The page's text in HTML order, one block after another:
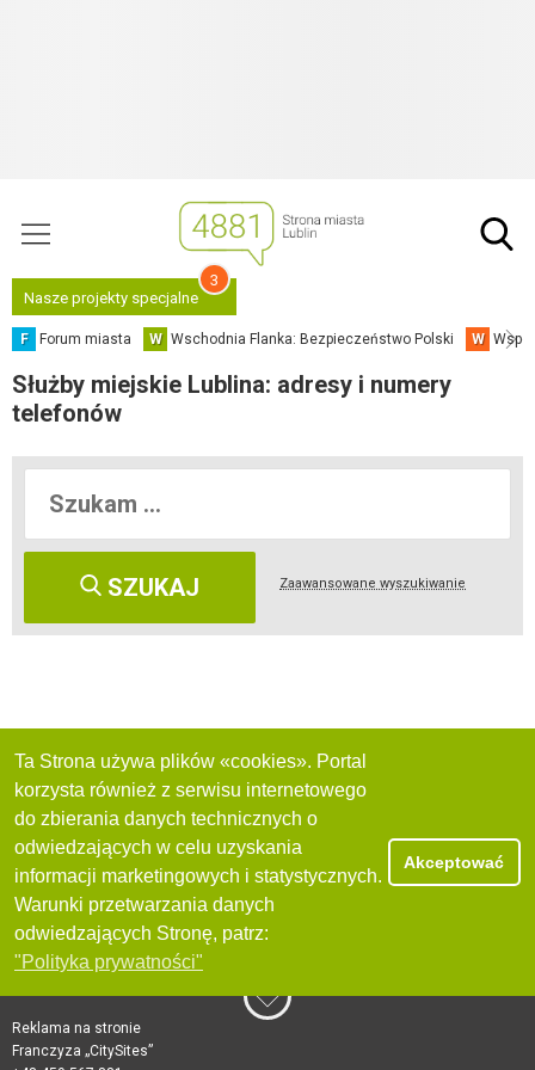
Nasze projekty specjalne
3
F Forum miasta W Wschodnia Flanka: Bezpieczeństwo Polski W
Służby miejskie Lublina: adresy i numery
telefonów
SZUKAJ Zaawansowane wyszukiwanie
Ta Strona używa plików «cookies». Portal
korzysta również z serwisu internetowego
do zbierania danych technicznych o
odwiedzających w celu uzyskania
informacji marketingowych i statystycznych.
Warunki przetwarzania danych
odwiedzających Stronę, patrz:
"Polityka prywatności"
Akceptować
Reklama na stronie
Franczyza „CitySites”